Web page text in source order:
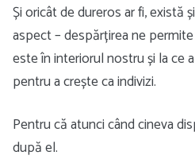
Și oricât de dureros ar fi, există
aspect – despărțirea ne
este în interiorul nostru și la ce
pentru a crește ca indivizi.
Pentru că atunci când cineva
după el.